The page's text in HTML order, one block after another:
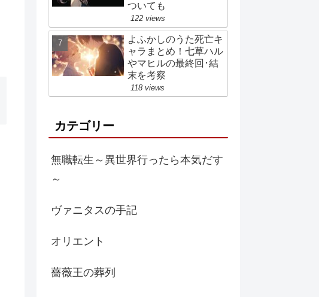
ついても
122 views
よふかしのうた死亡キ
ャラまとめ！七草ハル
やマヒルの最終回･結
末を考察
118 views
カテゴリー
無職転生～異世界行ったら本気だす
～
ヴァニタスの手記
オリエント
薔薇王の葬列